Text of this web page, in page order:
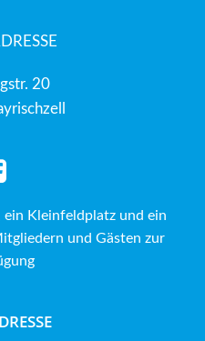
20
ein Kleinfeldplatz und ein
und Gästen zur